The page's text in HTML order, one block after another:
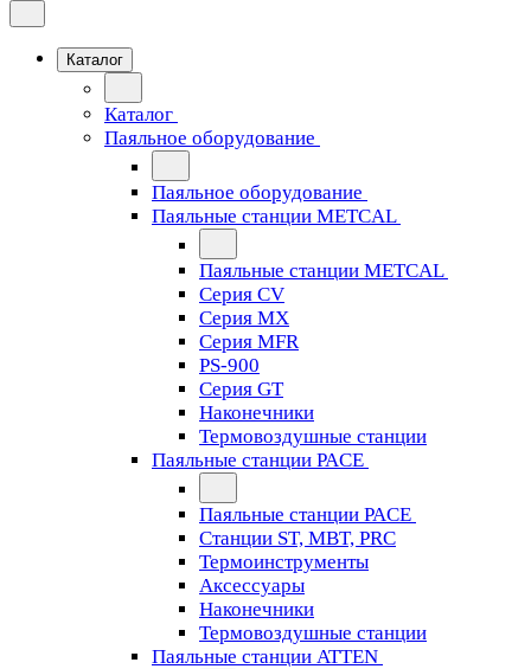
Каталог
Каталог
Паяльное оборудование
Паяльное оборудование
Паяльные станции METCAL
Паяльные станции METCAL
Серия CV
Серия MX
Серия MFR
PS-900
Серия GT
Наконечники
Термовоздушные станции
Паяльные станции PACE
Паяльные станции PACE
Станции ST, MBT, PRC
Термоинструменты
Аксессуары
Наконечники
Термовоздушные станции
Паяльные станции ATTEN